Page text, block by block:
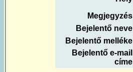
Megjegyzés
Bejelentő neve
Bejelentő melléke
Bejelentő e-mail
címe